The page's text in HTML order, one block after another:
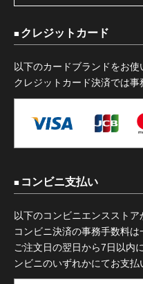
クレジットカード
以下のカードブランドをお使
クレジットカード決済では事
コンビニ支払い
以下のコンビニエンスストア
コンビニ決済の事務手数料は
ご注文日の翌日から7日以内
ンビニのいずれかにてお支払